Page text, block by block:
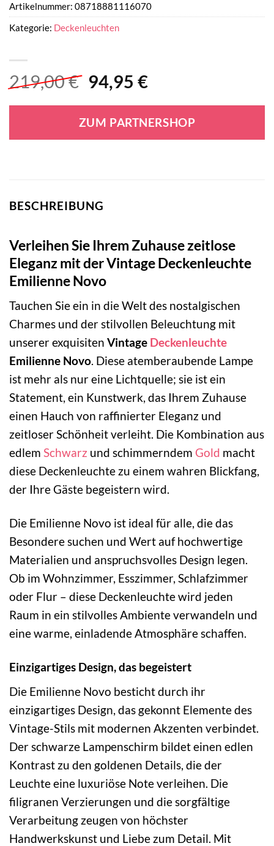
219,00€ Ursprünglicher
war:
219,00 €
94,95 €Aktueller
ist:
94,95 €.
ZUM PARTNERSHOP
Artikelnummer: 08718881116070
Kategorie: Deckenleuchten
BESCHREIBUNG
Verleihen Sie Ihrem Zuhause zeitlose
Eleganz mit der Vintage Deckenleuchte
Emilienne Novo
Tauchen Sie ein in die Welt des nostalgischen
Charmes und der stilvollen Beleuchtung mit
unserer exquisiten Vintage Deckenleuchte
Emilienne Novo. Diese atemberaubende Lampe
ist mehr als nur eine Lichtquelle; sie ist ein
Statement, ein Kunstwerk, das Ihrem Zuhause
einen Hauch von raffinierter Eleganz und
zeitloser Schönheit verleiht. Die Kombination aus
edlem Schwarz und schimmerndem Gold macht
diese Deckenleuchte zu einem wahren Blickfang,
der Ihre Gäste begeistern wird.
Die Emilienne Novo ist ideal für alle, die das
Besondere suchen und Wert auf hochwertige
Materialien und anspruchsvolles Design legen.
Ob im Wohnzimmer, Esszimmer, Schlafzimmer
oder Flur – diese Deckenleuchte wird jeden
Raum in ein stilvolles Ambiente verwandeln und
eine warme, einladende Atmosphäre schaffen.
Einzigartiges Design, das begeistert
Die Emilienne Novo besticht durch ihr
einzigartiges Design, das gekonnt Elemente des
Vintage-Stils mit modernen Akzenten verbindet.
Der schwarze Lampenschirm bildet einen edlen
Kontrast zu den goldenen Details, die der
Leuchte eine luxuriöse Note verleihen. Die
filigranen Verzierungen und die sorgfältige
Verarbeitung zeugen von höchster
Handwerkskunst und Liebe zum Detail. Mit